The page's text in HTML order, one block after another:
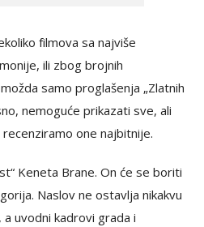
filmova sa najviše
ili zbog brojnih
samo proglašenja „Zlatnih
nemoguće prikazati sve, ali
one najbitnije.
Keneta Brane. On će se boriti
Naslov ne ostavlja nikakvu
uvodni kadrovi grada i